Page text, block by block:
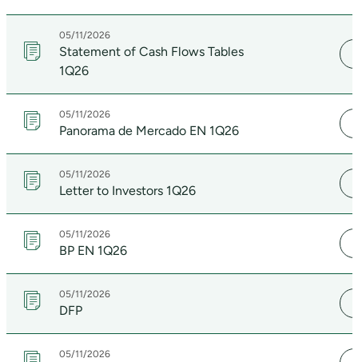
05/11/2026
Statement of Cash Flows Tables
1Q26
05/11/2026
Panorama de Mercado EN 1Q26
05/11/2026
Letter to Investors 1Q26
05/11/2026
BP EN 1Q26
05/11/2026
DFP
05/11/2026